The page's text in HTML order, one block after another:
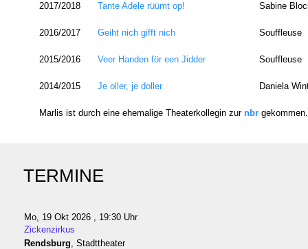
2017/2018 Tante Adele rüümt op! Sabine
2016/2017 Geiht nich gifft nich Souffleuse
2015/2016 Veer Handen för een Jidder Souffleuse
2014/2015 Je oller, je doller Daniela
Marlis ist durch eine ehemalige Theaterkollegin zur nbrgekommen.
TERMINE
Mo, 19 Okt 2026 , 19:30 Uhr
Zickenzirkus
Rendsburg, Stadttheater